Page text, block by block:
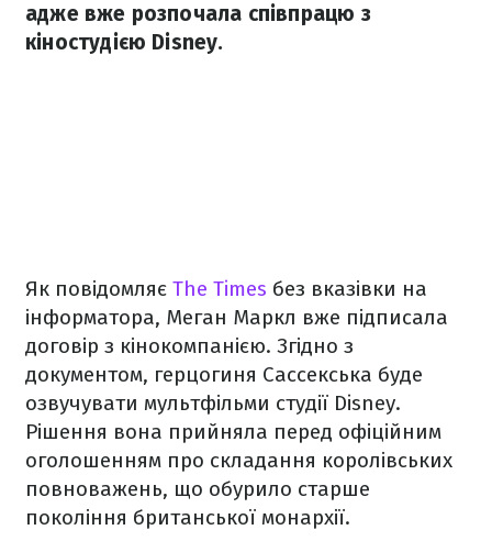
адже вже розпочала співпрацю з
кіностудією Disney.
Як повідомляє The Times без вказівки на
інформатора, Меган Маркл вже підписала
договір з кінокомпанією. Згідно з
документом, герцогиня Сассекська буде
озвучувати мультфільми студії Disney.
Рішення вона прийняла перед офіційним
оголошенням про складання королівських
повноважень, що обурило старше
покоління британської монархії.